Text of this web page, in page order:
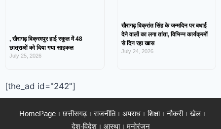
, खैरागढ़ विक्रमपुर हाई स्कूल में 48
छात्राओं को दिया गया साइकल
July 25, 2026
खैरागढ़ विक्रांत सिंह के जन्मदिन पर बधाई
देने वालों का लगा तांता, विभिन्न कार्यक्रमों
से दिन रहा खास
July 24, 2026
[the_ad id="242"]
HomePage छत्तीसगढ़ राजनीति अपराध शिक्षा नौकरी
खेल
देश-विदेश
आस्था मनोरंजन